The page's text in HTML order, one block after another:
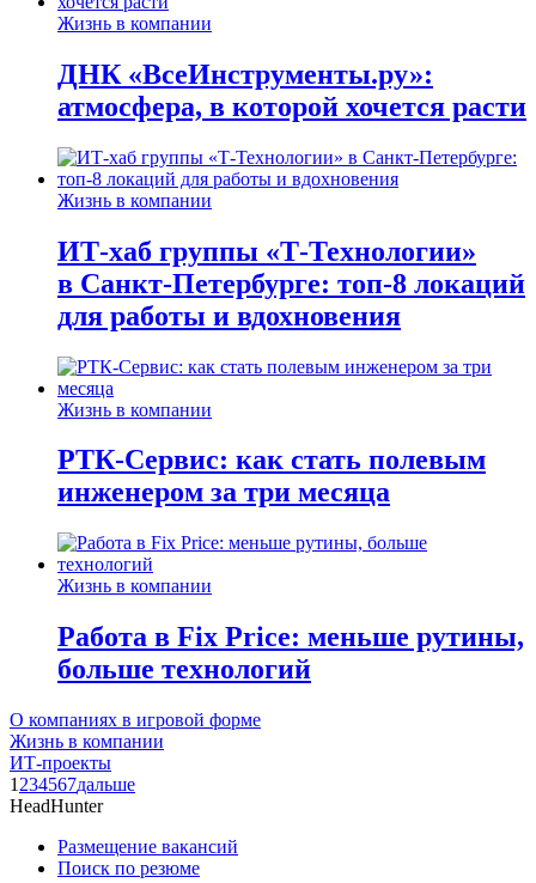
Жизнь в компании
ДНК «ВсеИнструменты.ру»:
атмосфера, в которой хочется расти
Жизнь в компании
ИТ-хаб группы «Т-Технологии»
в Санкт-Петербурге: топ-8 локаций
для работы и вдохновения
Жизнь в компании
РТК-Сервис: как стать полевым
инженером за три месяца
Жизнь в компании
Работа в Fix Price: меньше рутины,
больше технологий
О компаниях в игровой форме
Жизнь в компании
ИТ-проекты
1 234567дальше
HeadHunter
Размещение вакансий
Поиск по резюме